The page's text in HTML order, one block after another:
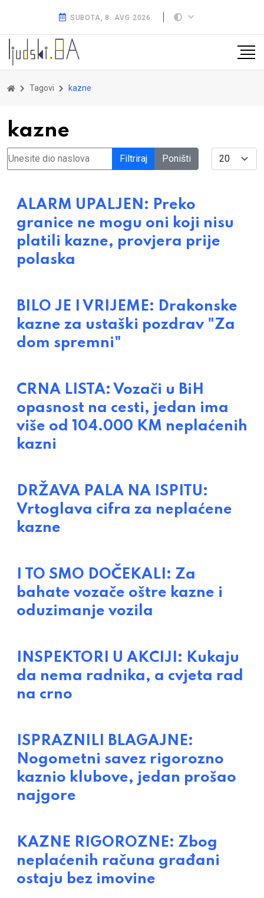
SUBOTA, 8. AVG 2026.
Tagovi kazne
kazne
Unesite dio naslova Filtriraj Poništi Display #
ALARM UPALJEN: Preko
granice ne mogu oni koji nisu
platili kazne, provjera prije
polaska
BILO JE I VRIJEME: Drakonske
kazne za ustaški pozdrav "Za
dom spremni"
CRNA LISTA: Vozači u BiH
opasnost na cesti, jedan ima
više od 104.000 KM neplaćenih
kazni
DRŽAVA PALA NA ISPITU:
Vrtoglava cifra za neplaćene
kazne
I TO SMO DOČEKALI: Za
bahate vozače oštre kazne i
oduzimanje vozila
INSPEKTORI U AKCIJI: Kukaju
da nema radnika, a cvjeta rad
na crno
ISPRAZNILI BLAGAJNE:
Nogometni savez rigorozno
kaznio klubove, jedan prošao
najgore
KAZNE RIGOROZNE: Zbog
neplaćenih računa građani
ostaju bez imovine